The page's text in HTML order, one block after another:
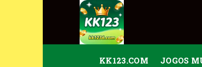
KK123.COM JOGOS